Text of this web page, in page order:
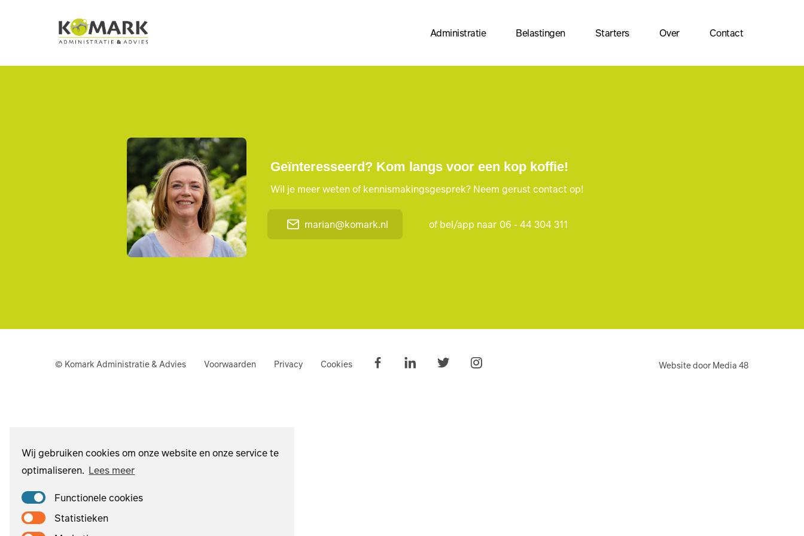
Wij gebruiken cookies om onze website en onze service te
optimaliseren. Lees meer
Functionele cookies
Statistieken
Administratie Belastingen Starters Over Contact
Geïnteresseerd? Kom langs voor een kop koffie!
Wil je meer weten of kennismakingsgesprek? Neem gerust contact op!
marian@komark.nl of bel/app naar 06 - 44 304 311
© Komark Administratie & Advies Voorwaarden Privacy Cookies Website door Media 48